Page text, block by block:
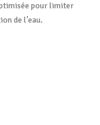
pour limiter
de l’eau.